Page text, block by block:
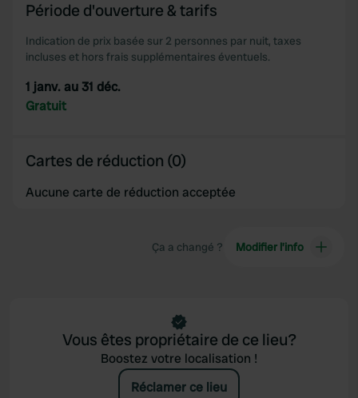
Période d'ouverture & tarifs
Indication de prix basée sur 2 personnes par nuit, taxes
incluses et hors frais supplémentaires éventuels.
1 janv. au 31 déc.
Gratuit
Cartes de réduction (0)
Aucune carte de réduction acceptée
Ça a changé ? Modifier l’info
Vous êtes propriétaire de ce lieu?
Boostez votre localisation !
Réclamer ce lieu